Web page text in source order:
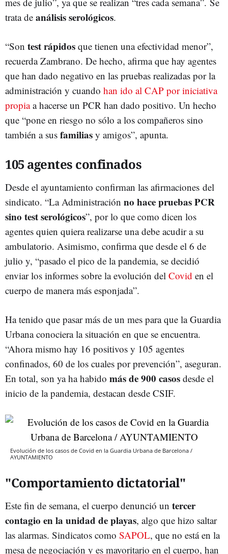
trata de análisis serológicos.
“Son test rápidos que tienen una efectividad menor”,
recuerda Zambrano. De hecho, afirma que hay agentes
que han dado negativo en las pruebas realizadas por la
administración y cuando han ido al CAP por iniciativa
propiaa hacerse un PCR han dado positivo. Un hecho
que “pone en riesgo no sólo a los compañeros sino
también a sus familias y amigos”, apunta.
105 agentes confinados
Desde el ayuntamiento confirman las afirmaciones del
sindicato. “La Administración no hace pruebas PCR
sino test serológicos”, por lo que como dicen los
agentes quien quiera realizarse una debe acudir a su
ambulatorio. Asimismo, confirma que desde el 6 de
julio y, “pasado el pico de la pandemia, se decidió
enviar los informes sobre la evolución del Covid en el
cuerpo de manera más esponjada”.
Ha tenido que pasar más de un mes para que la Guardia
Urbana conociera la situación en que se encuentra.
“Ahora mismo hay 16 positivos y 105 agentes
confinados, 60 de los cuales por prevención”, aseguran.
En total, son ya ha habido más de 900 casos desde el
inicio de la pandemia, destacan desde CSIF.
Evolución de los casos de Covid en la Guardia Urbana de Barcelona /
AYUNTAMIENTO
"Comportamiento dictatorial"
Este fin de semana, el cuerpo denunció un tercer
contagio en la unidad de playas, algo que hizo saltar
las alarmas. Sindicatos como SAPOL, que no está en la
mesa de negociación y es mayoritario en el cuerpo, han